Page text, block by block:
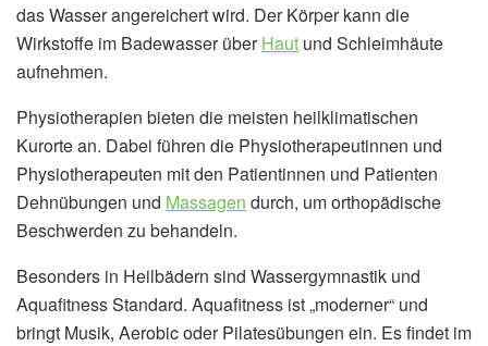
das Wasser angereichert wird. Der Körper kann die
Wirkstoffe im Badewasser überHaut und Schleimhäute
aufnehmen.
Physiotherapien bieten die meisten heilklimatischen
Kurorte an. Dabei führen die Physiotherapeutinnen und
Physiotherapeuten mit den Patientinnen und Patienten
Dehnübungen und Massagen durch, um orthopädische
Beschwerden zu behandeln.
Besonders in Heilbädern sind Wassergymnastik und
Aquafitness Standard. Aquafitness ist „moderner“ und
bringt Musik, Aerobic oder Pilatesübungen ein. Es findet im